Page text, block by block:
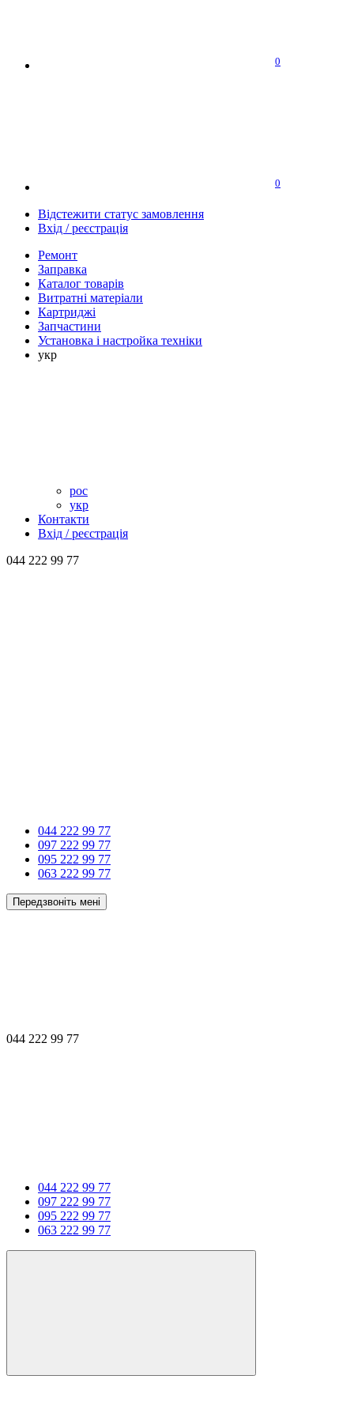
0
0
Відстежити статус замовлення
Вхід / реєстрація
Ремонт
Заправка
Каталог товарів
Витратні матеріали
Картриджі
Запчастини
Установка і настройка техніки
укр
рос
укр
Контакти
Вхід / реєстрація
044 222 99 77
044 222 99 77
097 222 99 77
095 222 99 77
063 222 99 77
Передзвоніть мені
044 222 99 77
044 222 99 77
097 222 99 77
095 222 99 77
063 222 99 77